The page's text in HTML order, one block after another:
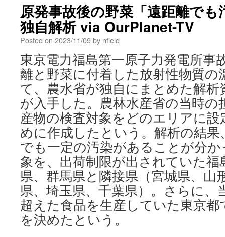
原発事故後の野菜「遠距離で
独自解析 via OurPlanet-TV
Posted on 2023/11/09by nfield
東京電力福島第一原子力発電所事
離と野菜に付着した放射性物質の
て、農水省が独自にまとめた解析
が入手した。農林水産省の当時の
産物の検査対象をどのエリアに
めに作成したという。解析の結
でも一定の汚染があることが分
象を、出荷制限が出されていた福
県、群馬県と隣接県（宮城県、山
県、埼玉県、千葉県）。さらに、
超えた食品を生産していた東京
を決めたという。